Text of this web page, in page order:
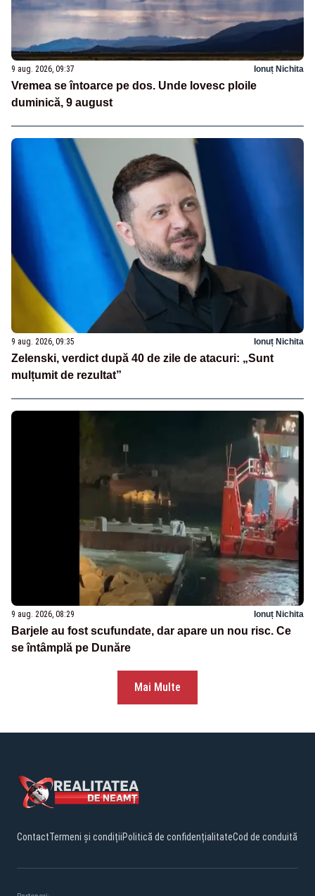
9 aug. 2026, 09:37 Ionuț Nichita
Vremea se întoarce pe dos. Unde lovesc ploile
duminică, 9 august
9 aug. 2026, 09:35 Ionuț Nichita
Zelenski, verdict după 40 de zile de atacuri: „Sunt
mulțumit de rezultat”
9 aug. 2026, 08:29 Ionuț Nichita
Barjele au fost scufundate, dar apare un nou risc. Ce
se întâmplă pe Dunăre
Mai Multe
ContactTermeni și condițiiPolitică de confidențialitateCod de conduită